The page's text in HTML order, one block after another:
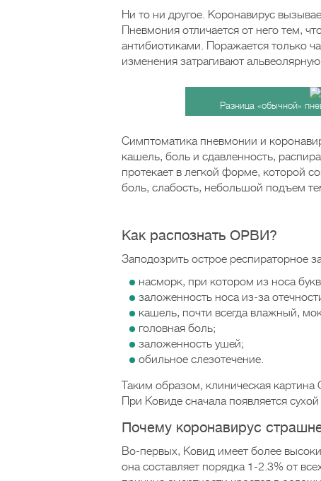
Ни то ни другое. Коронавирус
Пневмония отличается от него тем,
антибиотиками. Поражается только
изменения затрагивают
Разница «обычной»
Симптоматика пневмонии и
кашель, боль и сдавленность,
протекает в легкой форме, которой
боль, слабость, небольшой подъем
Как распознать ОРВИ?
Заподозрить острое респираторное
насморк, при котором из носа
заложенность носа из-за
кашель, почти всегда влажный,
головная боль;
заложенность ушей;
обильное слезотечение.
Таким образом, клиническая
При Ковиде сначала появляется
Почему коронавирус
Во-первых, Ковид имеет более
она составляет порядка 1-2.3% от